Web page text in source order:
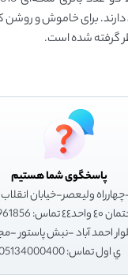
برای خاموش و روشن
گرفته شده است.
پاسخگوی شما هستیم
وليعصر-خيابان
02166961856
احمد آباد -نبش پاستور -
ي اول تماس: 05134000400